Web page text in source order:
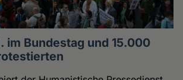
im Bundestag und 15.000